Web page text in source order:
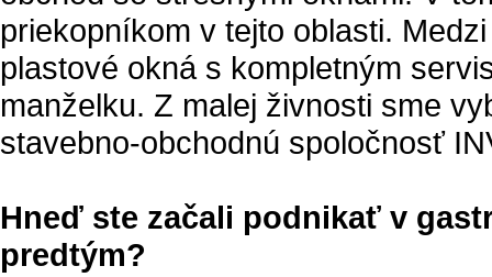
priekopníkom v tejto oblasti.
plastové okná s kompletným
manželku. Z malej živnosti sme
stavebno-obchodnú spoločnosť
Hneď ste začali podnikať v
predtým?